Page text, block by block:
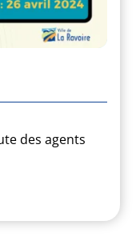
UN
des agents